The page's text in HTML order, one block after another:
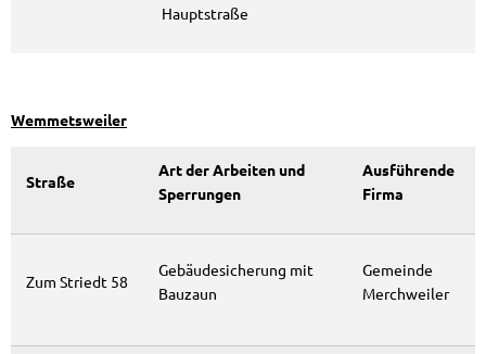
Hauptstraße
Wemmetsweiler
Straße
Art der Arbeiten und
Sperrungen
Ausführende
Firma
Zum Striedt 58
Gebäudesicherung mit
Bauzaun
Gemeinde
Merchweiler